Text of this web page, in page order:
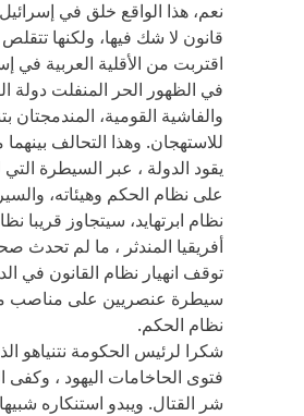
نعم، هذا الواقع خلق في
قانون لا شك فيها، ولكنها
اقتربت من الأقلية العربية في
في الظهور الحر المنفلت دولة
والفاشية القومية، المندمجتان
للاستهجان. وهذا التحالف
يقود الدولة ، عبر السيطرة
على نظام الحكم وهيئاته،
نظام ابرتهايد، سيتجاوز قريبا
أفريقيا المندثر ، ما لم تحدث
توقف انهيار نظام القانون في
سيطرة عنصريين على مناصب
نظام الحكم.
شكرا لرئيس الحكومة نتنياهو
فتوى الحاخامات اليهود ، وكفى
شر القتال. ويبدو استنكاره